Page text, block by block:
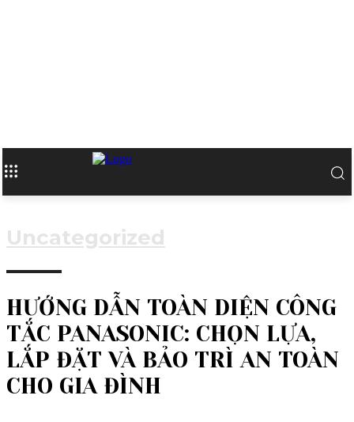
Uncategorized
HƯỚNG DẪN TOÀN DIỆN CÔNG
TẮC PANASONIC: CHỌN LỰA,
LẮP ĐẶT VÀ BẢO TRÌ AN TOÀN
CHO GIA ĐÌNH